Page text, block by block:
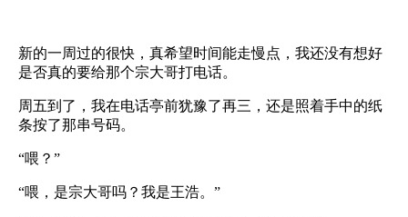
新的一周过的很快，真希望时间能走慢点，我还没有想好
是否真的要给那个宗大哥打电话。
周五到了，我在电话亭前犹豫了再三，还是照着手中的纸
条按了那串号码。
“喂？”
“喂，是宗大哥吗？我是王浩。”